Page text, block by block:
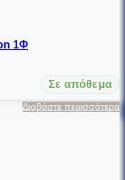
1Φ
Σε απόθεμα
Διαβάστε περισσότερα